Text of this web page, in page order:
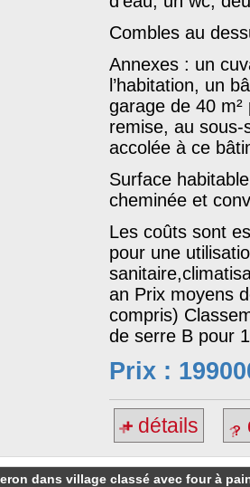
Combles au
Annexes : un
l’habitation, un
garage de 40
remise, au
accolée à ce
Surface
cheminée et
Les coûts sont
pour une
an Prix moyens
compris)
de serre B pour
Prix :
détails
dans village classé avec four à